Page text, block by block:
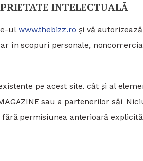
INTELECTUALĂ
ul www.thebizz.ro și vă
în scopuri personale,
pe acest site, cât și al
sau a partenerilor săi.
permisiunea anterioară